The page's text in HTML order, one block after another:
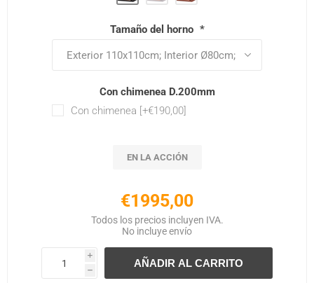
Tamaño del horno *
Con chimenea D.200mm
Con chimenea [+€190,00]
EN LA ACCIÓN
€1995,00
Todos los precios incluyen IVA.
No incluyeenvío
i
h